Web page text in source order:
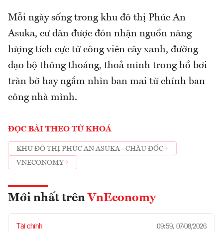
Mỗi ngày sống trong khu đô thị Phúc An
Asuka, cư dân được đón nhận nguồn năng
lượng tích cực từ công viên cây xanh, đường
dạo bộ thông thoáng, thoả mình trong hồ bơi
tràn bờ hay ngắm nhìn ban mai từ chính ban
công nhà mình.
ĐỌC BÀI THEO TỪ KHOÁ
KHU ĐÔ THỊ PHÚC AN ASUKA - CHÂU ĐỐC
VNECONOMY
Mới nhất trên VnEconomy
Tài chính 09:59, 07/08/2026